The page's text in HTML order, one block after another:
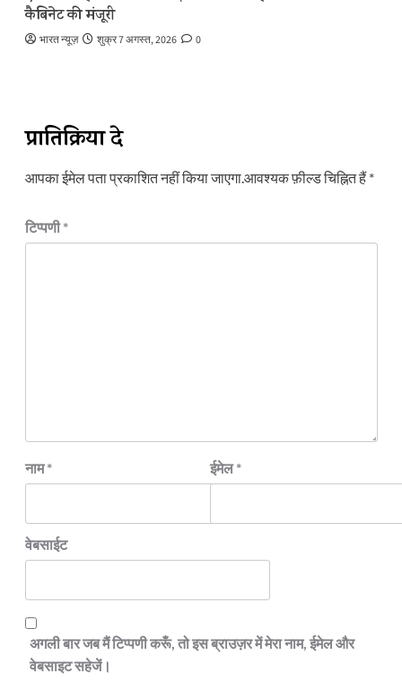
कैबिनेट की मंजूरी
भारत न्यूज़ शुक्र 7 अगस्त, 2026 0
प्रातिक्रिया दे
आपका ईमेल पता प्रकाशित नहीं किया जाएगा.आवश्यक फ़ील्ड चिह्नित हैं*
टिप्पणी*
नाम* ईमेल*
वेबसाईट
अगली बार जब मैं टिप्पणी करूँ, तो इस ब्राउज़र में मेरा नाम, ईमेल और
वेबसाइट सहेजें।